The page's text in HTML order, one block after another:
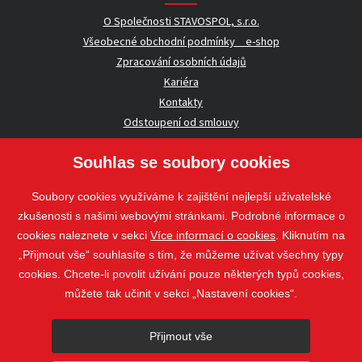
O Společnosti STAVOSPOL, s.r.o.
Všeobecné obchodní podmínky _ e-shop
Zpracování osobních údajů
Kariéra
Kontakty
Odstoupení od smlouvy
UŽITEČNÉ INFORMACE
Nezávazná poptávka
Whistleblowing
Sledujte nás
Souhlas se soubory cookies
Soubory cookies využíváme k zajištění nejlepší uživatelské
zkušenosti s našimi webovými stránkami. Podrobné informace o
cookies naleznete v sekci Více informací o cookies . Kliknutím na
„Přijmout vše“ souhlasíte s tím, že můžeme užívat všechny typy
cookies. Chcete-li povolit užívání pouze některých typů cookies,
můžete tak učinit v sekci „Nastavení cookies“.
Přijmout vše